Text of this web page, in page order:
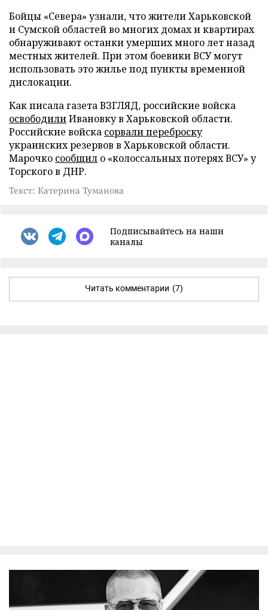
Бойцы «Севера» узнали, что жители Харьковской
и Сумской областей во многих домах и квартирах
обнаруживают останки умерших много лет назад
местных жителей. При этом боевики ВСУ могут
использовать это жилье под пункты временной
дислокации.
Как писала газета ВЗГЛЯД, российские войска
освободилиИвановку в Харьковской области.
Российские войска сорвали переброску
украинских резервов в Харьковской области.
Марочко сообщил о «колоссальных потерях ВСУ» у
Торского в ДНР.
Текст: Катерина Туманова
Подписывайтесь на наши
каналы
Читать комментарии (7)